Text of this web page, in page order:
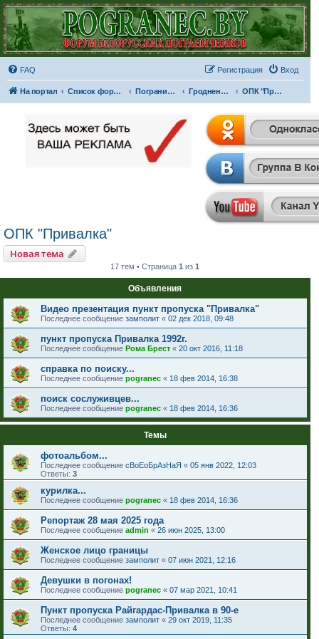
FAQ Вход
Регистрация
На портал Список форумов Пограничные отряды и части Гродненская пограничная группа ОПК "Привалка"
ОПК "Привалка"
Новая тема
17 тем • Страница1 из1
Объявления
Видео презентация пункт пропуска "Привалка"
Последнее сообщение замполит « 02 дек 2018, 09:48
пункт пропуска Привалка 1992г.
Последнее сообщение Рома Брест « 20 окт 2016, 11:18
справка по поиску...
Последнее сообщение pogranec « 18 фев 2014, 16:38
поиск сослуживцев...
Последнее сообщение pogranec « 18 фев 2014, 16:36
Темы
фотоальбом...
Последнее сообщение сВоЕоБрАзНаЯ « 05 янв 2022, 12:03
Ответы: 3
курилка...
Последнее сообщение pogranec « 18 фев 2014, 16:36
Репортаж 28 мая 2025 года
Последнее сообщение admin « 26 июн 2025, 13:00
Женское лицо границы
Последнее сообщение замполит « 07 июн 2021, 12:16
Девушки в погонах!
Последнее сообщение pogranec « 07 мар 2021, 10:41
Пункт пропуска Райгардас-Привалка в 90-е
Последнее сообщение замполит « 29 окт 2019, 11:35
Ответы: 4